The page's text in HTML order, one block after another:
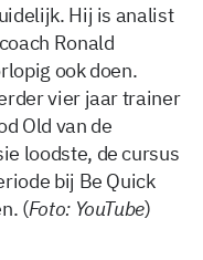
Hij is analist
Ronald
ook doen.
vier jaar trainer
Old van de
loodste, de cursus
bij Be Quick
(Foto: YouTube)